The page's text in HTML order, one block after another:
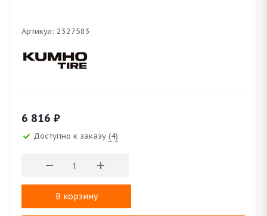
Артикул: 2327583
6 816 ₽
Доступно к заказу (4)
В корзину